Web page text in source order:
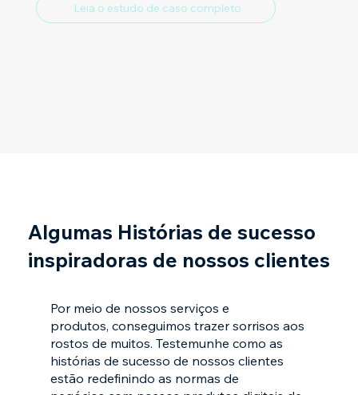
Algumas Histórias de sucesso
inspiradoras de nossos clientes
Por meio de nossos serviços e
produtos, conseguimos trazer sorrisos aos
rostos de muitos. Testemunhe como as
histórias de sucesso de nossos clientes
estão redefinindo as normas de
Leia o estudo de caso completo